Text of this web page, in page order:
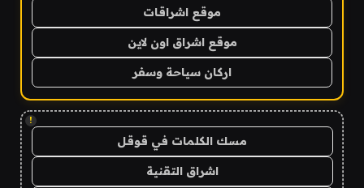
موقع اشراقات
موقع اشراق اون لاين
اركان سياحة وسفر
!
مسك الكلمات في قوقل
اشراق التقنية